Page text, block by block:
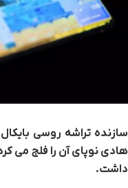
سازنده تراشه روسی
داشت.